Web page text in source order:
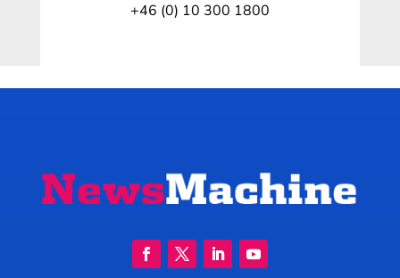
+46 (0) 10 300 1800